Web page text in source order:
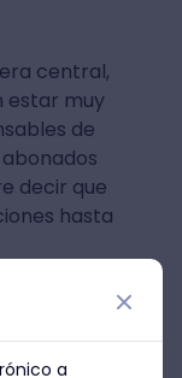
central,
estar muy
de
decir que
hasta
cuales
a